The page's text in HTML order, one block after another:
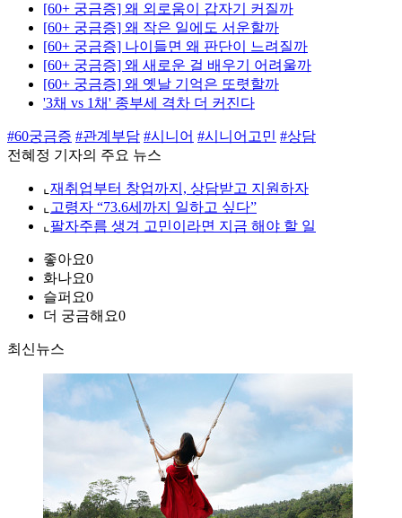
[60+ 궁금증] 왜 외로움이 갑자기 커질까
[60+ 궁금증] 왜 작은 일에도 서운할까
[60+ 궁금증] 나이들면 왜 판단이 느려질까
[60+ 궁금증] 왜 새로운 걸 배우기 어려울까
[60+ 궁금증] 왜 옛날 기억은 또렷할까
'3채 vs 1채' 종부세 격차 더 커진다
#60궁금증 #관계부담 #시니어 #시니어고민 #상담
전혜정 기자의 주요 뉴스
⌞ 재취업부터 창업까지, 상담받고 지원하자
⌞ 고령자 “73.6세까지 일하고 싶다”
⌞ 팔자주름 생겨 고민이라면 지금 해야 할 일
좋아요0
화나요0
슬퍼요0
더 궁금해요0
최신뉴스